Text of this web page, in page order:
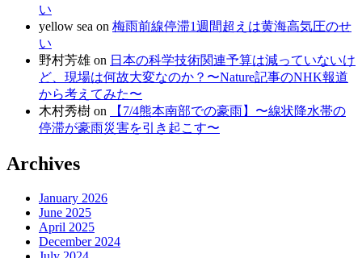
い
yellow sea on 梅雨前線停滞1週間超えは黄海高気圧のせ
い
野村芳雄 on 日本の科学技術関連予算は減っていないけ
ど、現場は何故大変なのか？〜Nature記事のNHK報道
から考えてみた〜
木村秀樹 on
【7/4熊本南部での豪雨】〜線状降水帯の
停滞が豪雨災害を引き起こす〜
Archives
January 2026
June 2025
April 2025
December 2024